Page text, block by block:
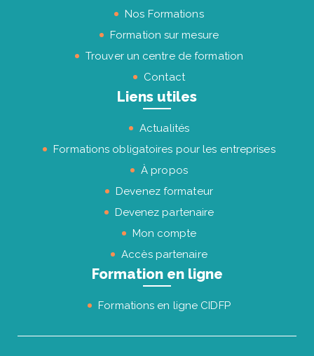
Nos Formations
Formation sur mesure
Trouver un centre de formation
Contact
Liens utiles
Actualités
Formations obligatoires pour les entreprises
À propos
Devenez formateur
Devenez partenaire
Mon compte
Accès partenaire
Formation en ligne
Formations en ligne CIDFP